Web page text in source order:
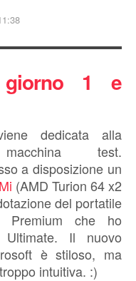
giorno 1 e
dedicata alla
test.
a disposizione un
(AMD Turion 64 x2
del portatile
Premium che ho
Il nuovo
è stiloso, ma
intuitiva. :)